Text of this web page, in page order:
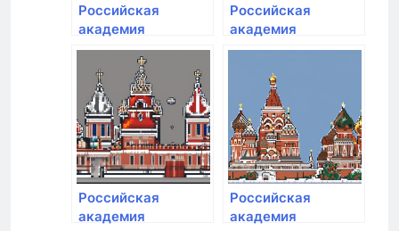
Российская
академия
народного
хозяйства и
государственной
службы при
Президенте РФ
Российская
академия
народного
государственной
службы при
Президенте РФ
Российская
академия
Российская
академия